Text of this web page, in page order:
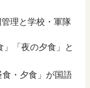
理と学校・軍隊
「夜の夕食」と
・夕食」が国語